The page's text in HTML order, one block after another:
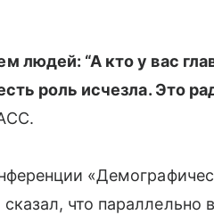
людей: “А кто у вас
роль исчезла. Это
что параллельно